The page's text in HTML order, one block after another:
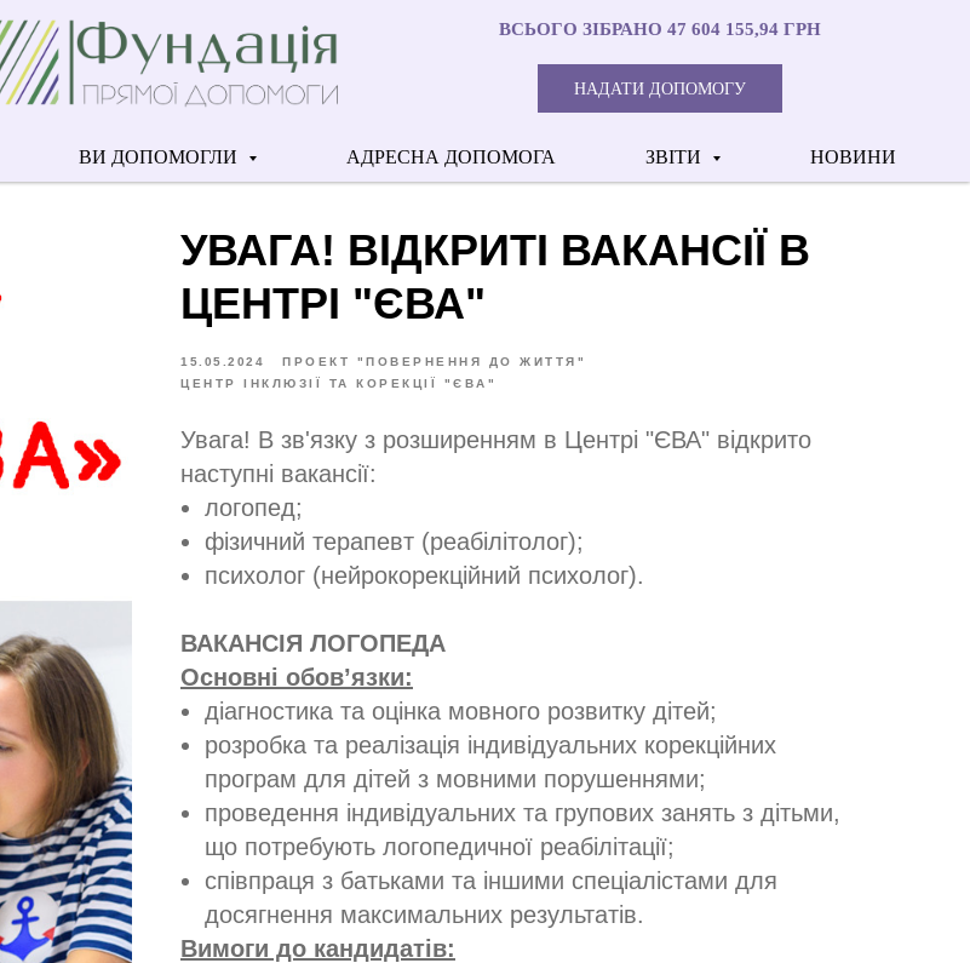
ВСЬОГО ЗІБРАНО 47 604 155,94 ГРН
НАДАТИ ДОПОМОГУ
ВИ ДОПОМОГЛИ АДРЕСНА ДОПОМОГА ЗВІТИ НОВИНИ
УВАГА! ВІДКРИТІ ВАКАНСІЇ В
ЦЕНТРІ "ЄВА"
15.05.2024
ПРОЕКТ "ПОВЕРНЕННЯ ДО ЖИТТЯ"
ЦЕНТР ІНКЛЮЗІЇ ТА КОРЕКЦІЇ "ЄВА"
Увага! В зв'язку з розширенням в Центрі "ЄВА" відкрито
наступні вакансії:
логопед;
фізичний терапевт (реабілітолог);
психолог (нейрокорекційний психолог).
ВАКАНСІЯ ЛОГОПЕДА
Основні обов’язки:
діагностика та оцінка мовного розвитку дітей;
розробка та реалізація індивідуальних корекційних
програм для дітей з мовними порушеннями;
проведення індивідуальних та групових занять з дітьми,
що потребують логопедичної реабілітації;
співпраця з батьками та іншими спеціалістами для
досягнення максимальних результатів.
Вимоги до кандидатів: